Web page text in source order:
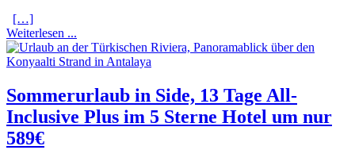
[…]
Weiterlesen ...
Sommerurlaub in Side, 13 Tage All-
Inclusive Plus im 5 Sterne Hotel um nur
589€